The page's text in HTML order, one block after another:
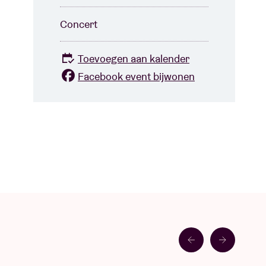
Concert
Toevoegen aan kalender
Facebook event bijwonen